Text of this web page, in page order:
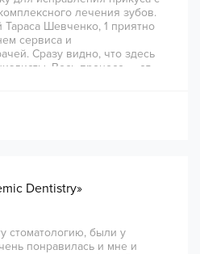
лечения зубов.
Шевченко, 1 приятно
сервиса и
Сразу видно, что здесь
Весь процесс — от
каналов прошло
Рекомендую всем, кто
Dentistry»
стоматологию, были у
понравилась и мне и